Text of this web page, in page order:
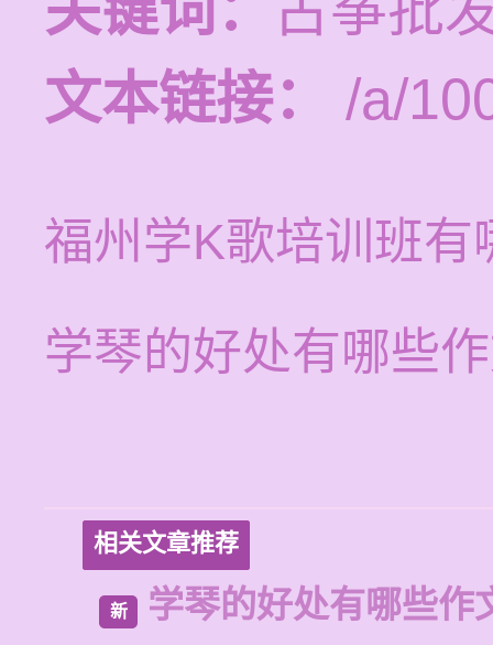
文本链接：
/a/
福州学K歌培训班有
学琴的好处有哪些
相关文章推荐
新 学琴的好处有哪些作